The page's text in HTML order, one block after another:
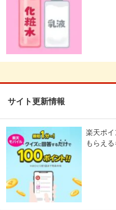
サイト更新情報
楽天ポ
もらえ